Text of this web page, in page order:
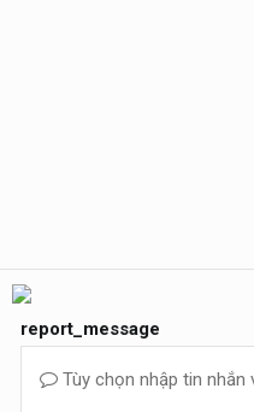
report_message
Tùy chọn nhập tin nhắn